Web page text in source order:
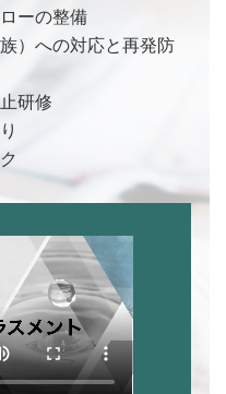
ーの整備
）への対応と再発防
研修